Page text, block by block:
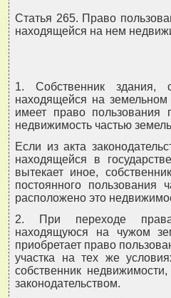
Статья 265. Право
находящейся на нем
1. Собственник здания,
находящейся на
имеет право пользования
недвижимость частью
Если из акта
находящейся в
вытекает иное,
постоянного пользования
расположено это
2. При переходе права
находящуюся на чужом
приобретает право
участка на тех же
собственник
законодательством.